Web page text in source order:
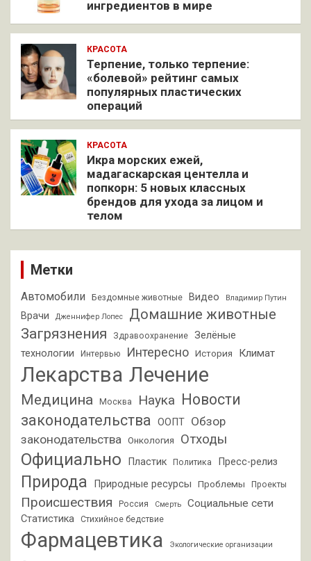
ингредиентов в мире
КРАСОТА
Терпение, только терпение:
«болевой» рейтинг самых
популярных пластических
операций
КРАСОТА
Икра морских ежей,
мадагаскарская центелла и
попкорн: 5 новых классных
брендов для ухода за лицом и
телом
Метки
Автомобили Бездомные животные Видео Владимир Путин
Врачи Дженнифер Лопес
Домашние животные
Загрязнения
Здравоохранение
Зелёные
технологии
Интервью Интересно История Климат
Лекарства Лечение
Медицина Москва Наука
Новости
законодательства ООПТ Обзор
законодательства Онкология Отходы
Официально Пластик Политика Пресс-релиз
Природа Природные ресурсы Проблемы Проекты
Происшествия Россия Смерть Социальные сети
Статистика Стихийное бедствие
Фармацевтика Экологические организации